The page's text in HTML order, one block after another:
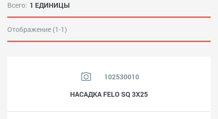
Всего: 1 ЕДИНИЦЫ
Отображение (1-1)
102530010
НАСАДКA FELO SQ 3X25